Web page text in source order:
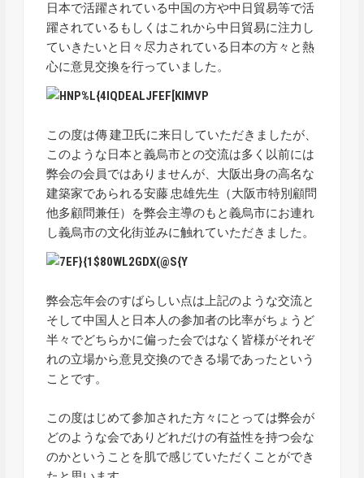
日本で活躍されている中国の方や中日貿易等で活
躍されているもしくはこれから中日貿易に注力し
ていきたいと日々尽力されている日本の方々と熱
心に意見交換を行っていました。
この度は傳 建卫氏に来日していただきましたが、
このような日本と義烏市との交流は多く以前には
弊会の会員ではありませんが、大阪出身の高名な
建築家であられる安藤 忠雄先生（大阪市特別顧問
他多顧問兼任）を弊会主導のもと義烏市にお連れ
し義烏市の文化街並みに触れていただきました。
弊会忘年会のすばらしい点は上記のような交流と
そして中国人と日本人の参加者の比率がちょうど
半々でどちらかに偏った会ではなく皆様がそれぞ
れの立場から意見交換のできる場であったという
ことです。
この度はじめて参加された方々にとっては弊会が
どのような会でありどれだけの有益性を持つ会な
のかということを肌で感じていただくことができ